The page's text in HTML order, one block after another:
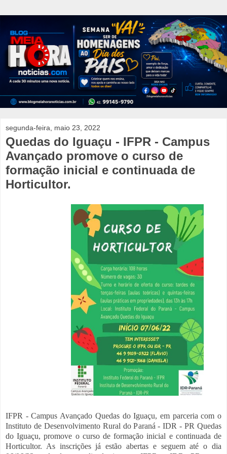
segunda-feira, maio 23, 2022
Quedas do Iguaçu - IFPR - Campus
Avançado promove o curso de
formação inicial e continuada de
Horticultor.
IFPR - Campus Avançado Quedas do Iguaçu, em parceria com o
Instituto de Desenvolvimento Rural do Paraná - IDR - PR Quedas
do Iguaçu, promove o curso de formação inicial e continuada de
Horticultor. As inscrições já estão abertas e seguem até o dia